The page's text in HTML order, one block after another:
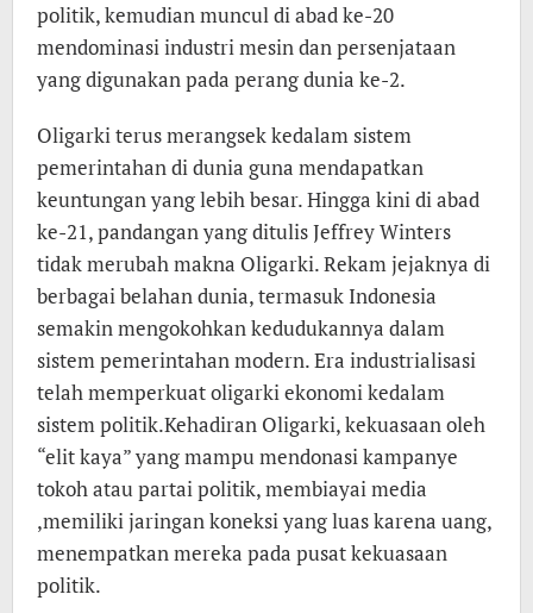
politik, kemudian muncul di abad ke-20
mendominasi industri mesin dan persenjataan
yang digunakan pada perang dunia ke-2.
Oligarki terus merangsek kedalam sistem
pemerintahan di dunia guna mendapatkan
keuntungan yang lebih besar. Hingga kini di abad
ke-21, pandangan yang ditulis Jeffrey Winters
tidak merubah makna Oligarki. Rekam jejaknya di
berbagai belahan dunia, termasuk Indonesia
semakin mengokohkan kedudukannya dalam
sistem pemerintahan modern. Era industrialisasi
telah memperkuat oligarki ekonomi kedalam
sistem politik.Kehadiran Oligarki, kekuasaan oleh
“elit kaya” yang mampu mendonasi kampanye
tokoh atau partai politik, membiayai media
,memiliki jaringan koneksi yang luas karena uang,
menempatkan mereka pada pusat kekuasaan
politik.